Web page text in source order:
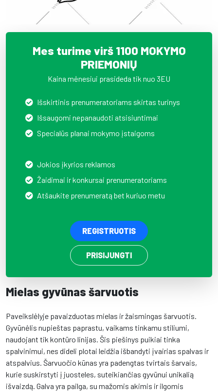
Mes turime virš 1100 MOKYMO
PRIEMONIŲ
Kaina mėnesiui prasideda tik nuo 3EU
Išskirtinis prenumeratoriams skirtas turinys
Išsaugomi nepanaudoti atsisiuntimai
Specialūs planai mokymo įstaigoms
Jokios įkyrios reklamos
Žaidimai ir konkursai prenumeratoriams
Atšaukite prenumeratą bet kuriuo metu
REGISTRUOTIS
PRISIJUNGTI
Mielas gyvūnas šarvuotis
Paveikslėlyje pavaizduotas mielas ir žaismingas šarvuotis.
Gyvūnėlis nupieštas paprastu, vaikams tinkamu stiliumi,
naudojant tik kontūro linijas. Šis piešinys puikiai tinka
spalvinimui, nes dideli plotai leidžia išbandyti įvairias spalvas ir
atspalvius. Šarvuočio kūnas yra padengtas tvirtais šarvais,
kurie suskirstyti į juosteles, suteikiančias gyvūnui unikalią
išvaizdą. Galva yra pailga, su mažomis akimis ir ilgomis